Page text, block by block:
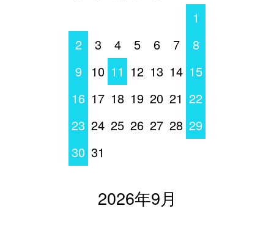
1
2
3 4 5 6 7
8
9
10 11 12 13 14 15
16 17 18 19 20 21 22
23 24 25 26 27 28 29
30 31
2026年9月